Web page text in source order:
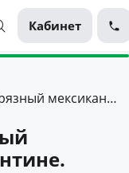
Кабинет
Юрий Ферару. «Грязный мексиканец» на карантине.